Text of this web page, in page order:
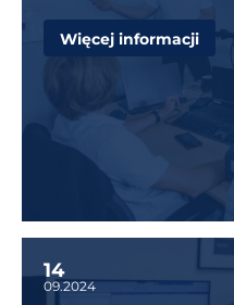
Więcej informacji
14
09.2024